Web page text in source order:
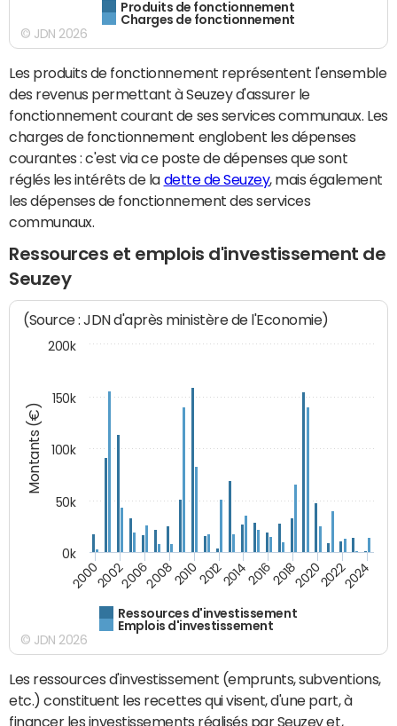
Produits de fonctionnement
Charges de fonctionnement
© JDN 2026
Les produits de fonctionnement représentent l'ensemble
des revenus permettant à Seuzey d'assurer le
fonctionnement courant de ses services communaux. Les
charges de fonctionnement englobent les dépenses
courantes : c'est via ce poste de dépenses que sont
réglés les intérêts de la dette de Seuzey, mais également
les dépenses de fonctionnement des services
communaux.
Ressources et emplois d'investissement de
Seuzey
Montants (€)
(Source : JDN d'après ministère de l'Economie)
Ressources d'investissement
Emplois d'investissement
200020022006200820102012201420162018202020222024
0k
50k
100k
150k
200k
© JDN 2026
Les ressources d'investissement (emprunts, subventions,
etc.) constituent les recettes qui visent, d'une part, à
financer les investissements réalisés par Seuzey et,